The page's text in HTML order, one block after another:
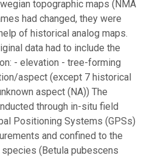
topographic maps (NMA
had changed, they were
of historical analog maps.
data had to include the
- elevation - tree-forming
aspect (except 7 historical
aspect (NA)) The
through in-situ field
Positioning Systems (GPSs)
and confined to the
(Betula pubescens